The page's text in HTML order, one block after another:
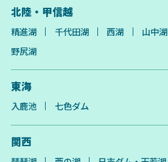
北陸・甲信越
精進湖 千代田湖 西湖 山中湖
野尻湖
東海
入鹿池 七色ダム
関西